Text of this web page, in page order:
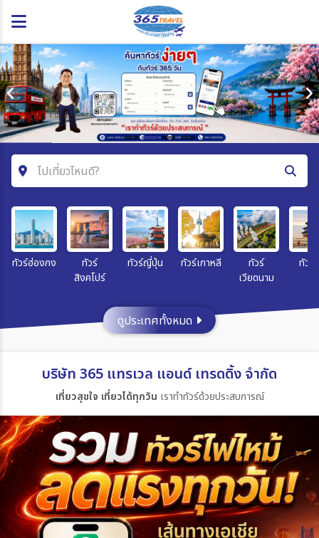
ไปเที่ยวไหนดี?
ค้นหาโปรแกรมทัวร์
คำค้นหา
สายการบิน
ตั้งแต่วันที่
ทัวร์ฮ่องกง
ทัวร์
สิงคโปร์
ทัวร์ญี่ปุ่น ทัวร์เกาหลี
ทัวร์
เวียดนาม
ทัวร์
ดูประเทศทั้งหมด
บริษัท 365 แทรเวล แอนด์ เทรดดิ้ง จำกัด
เที่ยวสุขใจ เที่ยวได้ทุกวัน เราทำทัวร์ด้วยประสบการณ์